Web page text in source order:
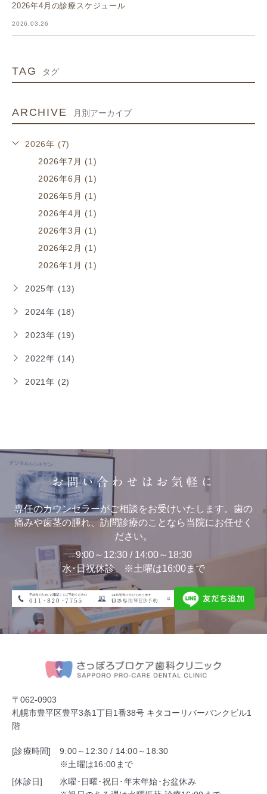
2026年4月の診療スケジュール
2026.03.26
TAG タグ
ARCHIVE 月別アーカイブ
2026年 (7)
2026年7月 (1)
2026年6月 (1)
2026年5月 (1)
2026年4月 (1)
2026年3月 (1)
2026年2月 (1)
2026年1月 (1)
2025年 (13)
2024年 (18)
2023年 (19)
2022年 (14)
2021年 (2)
お問い合わせはお気軽に
専任のカウンセラーがご相談をお受けいたします。歯の
痛みや歯茎の腫れ、訪問診療のことなら当院にお任せく
ださい。
9:00～12:30 / 14:00～18:30
水･日祝休診 ※土曜は16:00まで
〒062-0903
札幌市豊平区豊平3条1丁目1番38号 キタコーリバーバンクビル1
階
[診療時間]
9:00～12:30 / 14:00～18:30
※土曜は16:00まで
[休診日]
水曜･日曜･祝日･年末年始･お盆休み